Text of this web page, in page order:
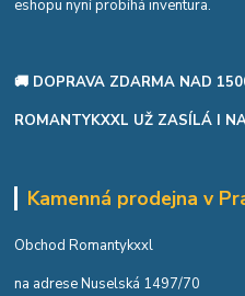
eshopu nyní probíhá inventura.
🚚 DOPRAVA ZDARMA NAD
ROMANTYKXXL UŽ ZASÍLÁ I
Kamenná prodejna v
Obchod Romantykxxl
na adrese Nuselská 1497/70